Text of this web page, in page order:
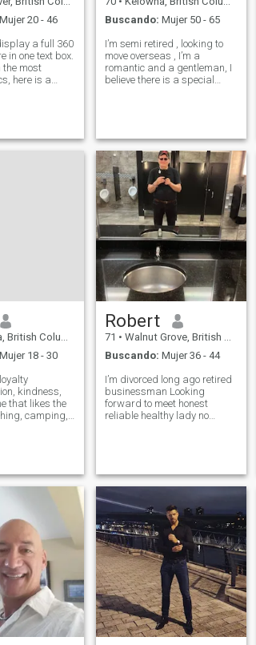
Mujer 20 - 46
a full 360
in one text box.
the most
here is a
Buscando: Mujer 50 - 65
I’m semi retired , looking to
move overseas , I’m a
romantic and a gentleman, I
believe there is a special
simple things in life and I’m a
good
Columbia, Canadá
Mujer 18 - 30
kindness,
that likes the
camping,
that also likes
Robert
71 • Walnut Grove, British Columbia, Canadá
Buscando: Mujer 36 - 44
I’m divorced long ago retired
businessman Looking
forward to meet honest
reliable healthy lady no
you have kids I'm not interest